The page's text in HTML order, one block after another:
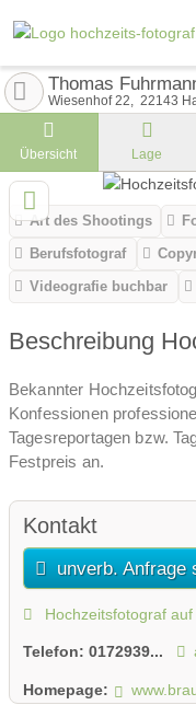
Thomas
Wiesenhof 22 22143
Übersicht Lage
Art des Shootings
Berufsfotograf
Videografie buchbar
Beschreibung
Bekannter
Konfessionen
Tagesreportagen bzw.
Festpreis an.
Kontakt
unverb. Anfrage
Hochzeitsfotograf
Telefon: 0172939...
Homepage: